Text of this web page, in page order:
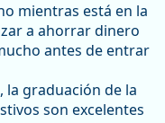
mientras está en la
a ahorrar dinero
antes de entrar
la graduación de la
son excelentes